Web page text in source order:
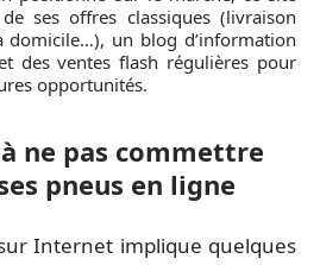
ses offres classiques (livraison
domicile…), un blog d’information
des ventes flash régulières pour
opportunités.
ne pas commettre
pneus en ligne
Internet implique quelques